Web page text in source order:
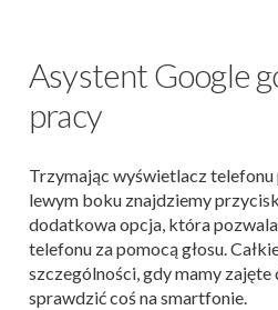
Asystent Google
pracy
Trzymając wyświetlacz telefonu
lewym boku znajdziemy
dodatkowa opcja, która
telefonu za pomocą głosu.
szczególności, gdy mamy zajęte
sprawdzić coś na smartfonie.